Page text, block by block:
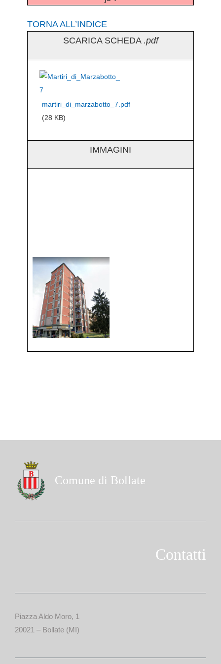
TORNA ALL’INDICE
SCARICA SCHEDA .pdf
martiri_di_marzabotto_7.pdf
(28 KB)
IMMAGINI
Comune di Bollate
Contatti
Piazza Aldo Moro, 1
20021 – Bollate (MI)